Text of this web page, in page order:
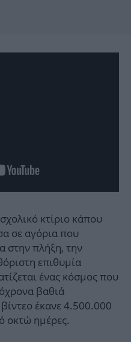
κτίριο κάπου
σε αγόρια που
στην πλήξη, την
επιθυμία
ένας κόσμος που
βαθιά
έκανε 4.500.000
oκτώ ημέρες.